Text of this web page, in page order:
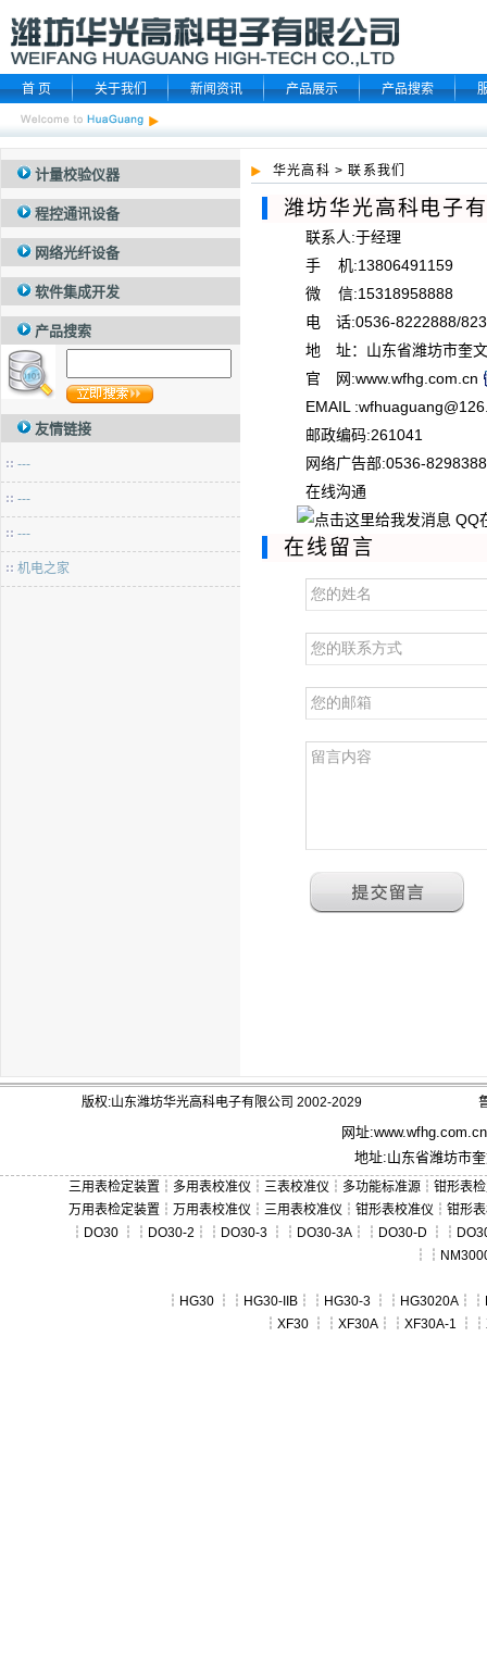
首 页 关于我们 新闻资讯 产品展示 产品搜索
计量校验仪器
程控通讯设备
网络光纤设备
软件集成开发
产品搜索
友情链接
---
---
---
机电之家
华光高科 >联系我们
潍坊华光高科电子
联系人:于经理
手 机:13806491159
微 信:15318958888
电 话:0536-8222888/
地 址：山东省潍坊市奎
官 网:www.wfhg.com.cn
EMAIL
邮政编码:261041
网络广告部:0536-8298388
在线沟通
QQ
在线留言
版权:山东潍坊华光高科电子有限公司 2002-2029
网址:www.wfhg.com.cn
地址:山东省潍坊市
三用表检定装置 ┆ 多用表校准仪 ┆ 三表校准仪 ┆ 多功能标准源 ┆ 钳形表
万用表检定装置 ┆ 万用表校准仪 ┆ 三用表校准仪 ┆ 钳形表校准仪 ┆ 钳形
┆ DO30 ┆┆ DO30-2 ┆┆ DO30-3 ┆┆ DO30-3A ┆┆ DO30-D ┆┆
┆┆
┆ HG30 ┆┆ HG30-IIB ┆┆ HG30-3 ┆┆ HG3020A ┆┆
┆ XF30 ┆┆ XF30A ┆┆ XF30A-1 ┆┆